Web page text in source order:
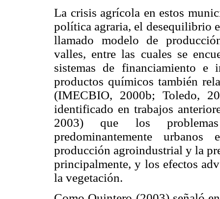
La crisis agrícola en estos
política agraria, el desequilibrio
llamado modelo de
valles, entre las cuales se
sistemas de financiamiento e
productos químicos también
(IMECBIO, 2000b; Toledo,
identificado en trabajos
2003) que los
predominantemente
producción agroindustrial y la
principalmente, y los efectos
la vegetación.